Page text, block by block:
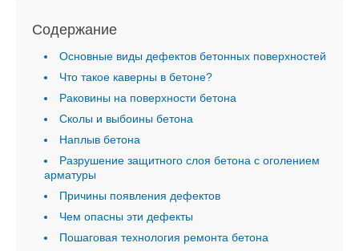
Содержание
Основные виды дефектов бетонных поверхностей
Что такое каверны в бетоне?
Раковины на поверхности бетона
Сколы и выбоины бетона
Наплыв бетона
Разрушение защитного слоя бетона с оголением
арматуры
Причины появления дефектов
Чем опасны эти дефекты
Пошаговая технология ремонта бетона